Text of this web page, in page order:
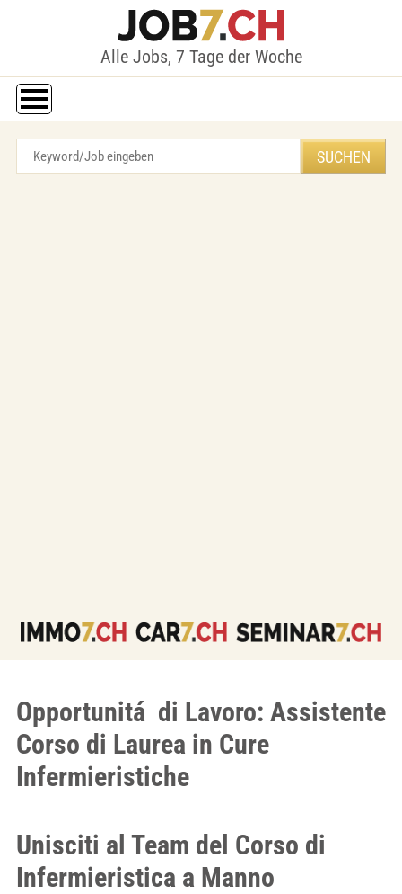
Alle Jobs, 7 Tage der Woche
Opportunitá di Lavoro: Assistente
Corso di Laurea in Cure
Infermieristiche
Unisciti al Team del Corso di
Infermieristica a Manno